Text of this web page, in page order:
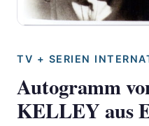
TV + SERIEN
Autogramm
KELLEY aus